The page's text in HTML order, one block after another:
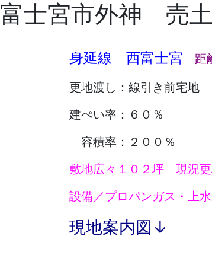
富士宮市外神 売
身延線 西富士宮
距
更地渡し：線引き前宅地
建ぺい率：６０％
容積率：２００％
敷地広々１０２坪 現況
設備／プロパンガス・上
現地案内図↓